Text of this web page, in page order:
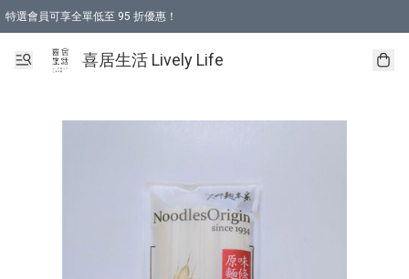
特選會員可享全單低至 95 折優惠！
購物折後滿$600免運費優惠 (減價貨品除外）
購物折後滿$320 即可免費於「順豐站」或「順豐智能櫃」自提點取貨 （冷凍食品
喜居生活 Lively Life